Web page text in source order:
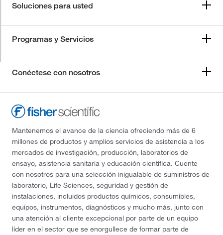
Soluciones para usted
Programas y Servicios
Conéctese con nosotros
Mantenemos el avance de la ciencia ofreciendo más de 6
millones de productos y amplios servicios de asistencia a los
mercados de investigación, producción, laboratorios de
ensayo, asistencia sanitaria y educación científica. Cuente
con nosotros para una selección inigualable de suministros de
laboratorio, Life Sciences, seguridad y gestión de
instalaciones, incluidos productos químicos, consumibles,
equipos, instrumentos, diagnósticos y mucho más, junto con
una atención al cliente excepcional por parte de un equipo
líder en el sector que se enorgullece de formar parte de